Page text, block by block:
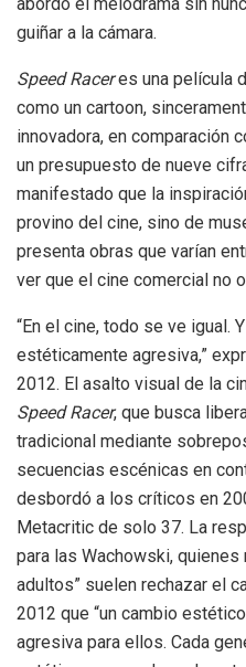
abordó el melodrama sin
guiñar a la cámara.
Speed Raceres una película
como un cartoon,
innovadora, en comparación
un presupuesto de nueve
manifestado que la
provino del cine, sino de
presenta obras que varían
ver que el cine comercial no
“En el cine, todo se ve igual.
estéticamente agresiva,”
2012. El asalto visual de la
Speed Racer, que busca
tradicional mediante
secuencias escénicas en
desbordó a los críticos en
Metacritic de solo 37. La
para las Wachowski, quienes
adultos” suelen rechazar el
2012 que “un cambio
agresiva para ellos. Cada